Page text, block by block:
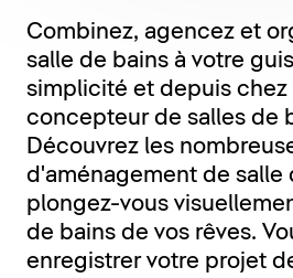
Combinez, agencez et
salle de bains à votre
simplicité et depuis chez
concepteur de salles de
Découvrez les
d'aménagement de salle
plongez-vous
de bains de vos rêves.
enregistrer votre projet